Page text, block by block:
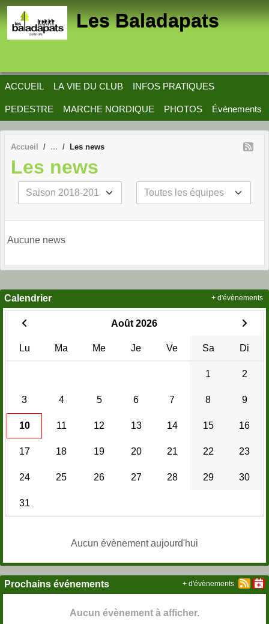
Les Baladapats
ACCUEIL LA VIE DU CLUB INFOS PRATIQUES
PEDESTRE MARCHE NORDIQUE PHOTOS Évènements
Accueil Les news
Les news
Aucune news
Calendrier
Août 2026
Lu Ma Me Je Ve Sa Di
1 2
3 4 5 6 7 8 9
10 11 12 13 14 15 16
17 18 19 20 21 22 23
24 25 26 27 28 29 30
31
Aucun évènement aujourd'hui
+ d'évènements
Prochains événements
Aucun évènement à afficher.
+ d'évènements
Panneau de gestion des cookies